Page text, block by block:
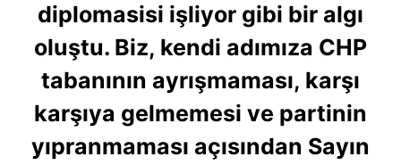
diplomasisi işliyor gibi bir algı
oluştu. Biz, kendi adımıza CHP
tabanının ayrışmaması, karşı
karşıya gelmemesi ve partinin
yıpranmaması açısından Sayın